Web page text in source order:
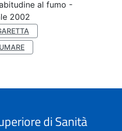
al fumo -
2002
di Sanità